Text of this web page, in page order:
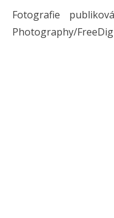
Fotografie
Photography/